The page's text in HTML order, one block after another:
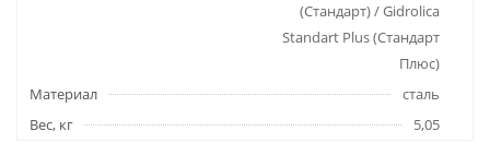
(Стандарт) / Gidrolica
Standart Plus (Стандарт
Плюс)
Материал
сталь
Вес, кг
5,05